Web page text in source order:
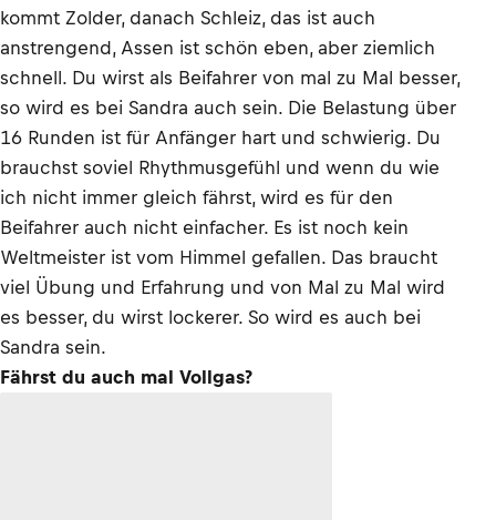
kommt Zolder, danach Schleiz, das ist auch
anstrengend, Assen ist schön eben, aber ziemlich
schnell. Du wirst als Beifahrer von mal zu Mal besser,
so wird es bei Sandra auch sein. Die Belastung über
16 Runden ist für Anfänger hart und schwierig. Du
brauchst soviel Rhythmusgefühl und wenn du wie
ich nicht immer gleich fährst, wird es für den
Beifahrer auch nicht einfacher. Es ist noch kein
Weltmeister ist vom Himmel gefallen. Das braucht
viel Übung und Erfahrung und von Mal zu Mal wird
es besser, du wirst lockerer. So wird es auch bei
Sandra sein.
Fährst du auch mal Vollgas?